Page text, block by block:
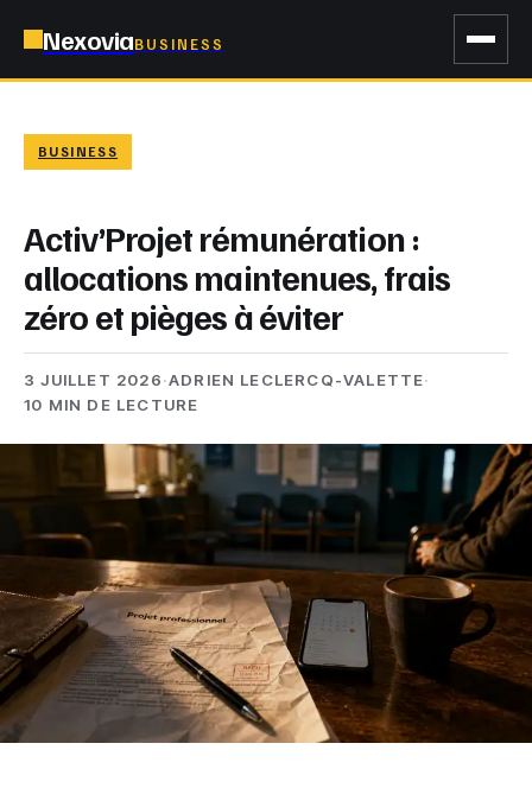
NexoviaBUSINESS
BUSINESS
Activ’Projet rémunération :
allocations maintenues, frais
zéro et pièges à éviter
3 JUILLET 2026·ADRIEN LECLERCQ-VALETTE·
10 MIN DE LECTURE